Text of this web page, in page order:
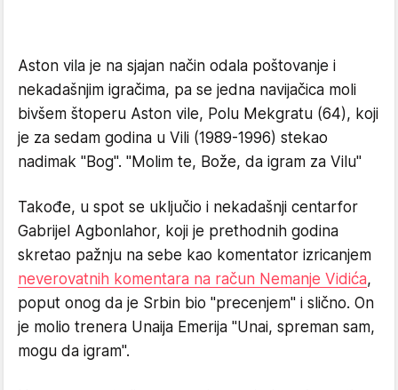
Aston vila je na sjajan način odala poštovanje i
nekadašnjim igračima, pa se jedna navijačica moli
bivšem štoperu Aston vile, Polu Mekgratu (64), koji
je za sedam godina u Vili (1989-1996) stekao
nadimak "Bog". "Molim te, Bože, da igram za Vilu"
Takođe, u spot se uključio i nekadašnji centarfor
Gabrijel Agbonlahor, koji je prethodnih godina
skretao pažnju na sebe kao komentator izricanjem
neverovatnih komentara na račun Nemanje Vidića,
poput onog da je Srbin bio "precenjem" i slično. On
je molio trenera Unaija Emerija "Unai, spreman sam,
mogu da igram".